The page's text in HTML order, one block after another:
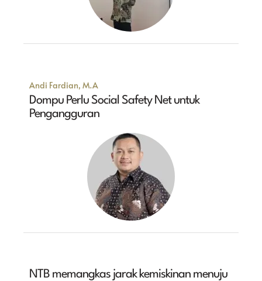
Andi Fardian, M.A
Dompu Perlu Social Safety Net untuk
Pengangguran
NTB memangkas jarak kemiskinan menuju